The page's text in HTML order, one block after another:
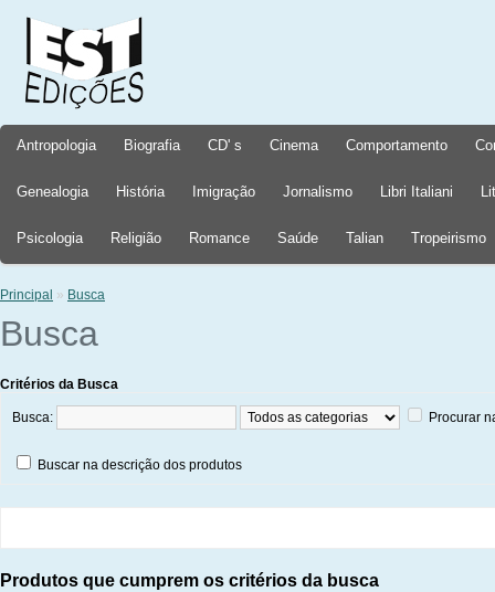
Antropologia Biografia CD' s Cinema Comportamento
Genealogia História Imigração Jornalismo Libri Italiani
Psicologia Religião Romance Saúde Talian Tropeirismo
Principal » Busca
Busca
Critérios da Busca
Busca: Procurar
Buscar na descrição dos produtos
Produtos que cumprem os critérios da busca